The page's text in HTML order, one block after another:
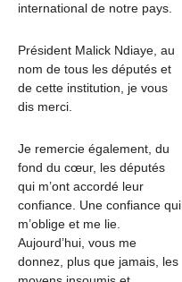
international de notre pays.
Président Malick Ndiaye, au
nom de tous les députés et
de cette institution, je vous
dis merci.
Je remercie également, du
fond du cœur, les députés
qui m’ont accordé leur
confiance. Une confiance qui
m’oblige et me lie.
Aujourd’hui, vous me
donnez, plus que jamais, les